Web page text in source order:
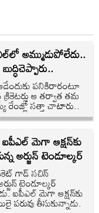
అమ్ముడుపోలేదు..
పనికిరారంటూ
ఆ తర్వాత తమ
రేంజ్లో సత్తా చాటారు..
మెగా ఆక్షన్‌కు
అర్జున్ టెండూల్కర్
గాడ్ సచిన్
టెండూల్కర్
ఐపీఎల్ మెగా ఆక్షన్‌కు
తీసుకున్నాడు.